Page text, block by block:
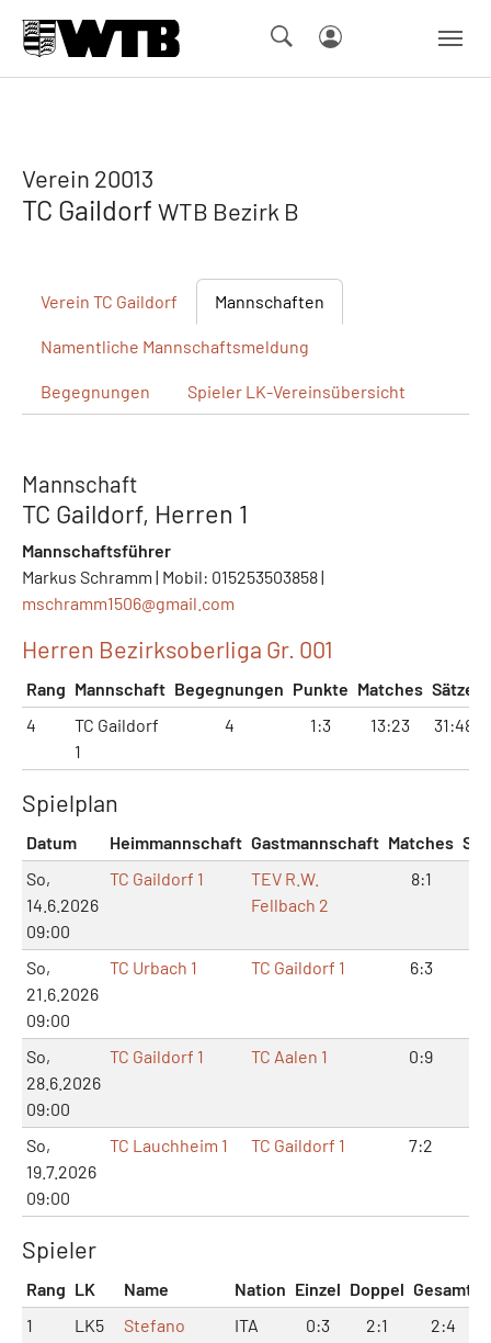
Verein 20013
TC Gaildorf WTB Bezirk B
Verein TC Gaildorf Mannschaften
Namentliche Mannschaftsmeldung
Begegnungen Spieler LK-Vereinsübersicht
Mannschaft
TC Gaildorf, Herren 1
Mannschaftsführer
Markus Schramm | Mobil: 015253503858 |
mschramm1506@gmail.com
Herren Bezirksoberliga Gr. 001
Rang Mannschaft Begegnungen Punkte Matches Sätze
4
TC Gaildorf
1
4 1:3 13:23 31:48
Spielplan
Datum Heimmannschaft Gastmannschaft Matches
So,
14.6.2026
09:00
TC Gaildorf 1
TEV R.W.
Fellbach 2
8:1
So,
21.6.2026
09:00
TC Urbach 1 TC Gaildorf 1 6:3
So,
28.6.2026
09:00
TC Gaildorf 1 TC Aalen 1 0:9
So,
19.7.2026
09:00
TC Lauchheim 1 TC Gaildorf 1 7:2
Spieler
Rang LK Name Nation Einzel Doppel Gesamt
1
LK5
Stefano
ITA
0:3 2:1 2:4